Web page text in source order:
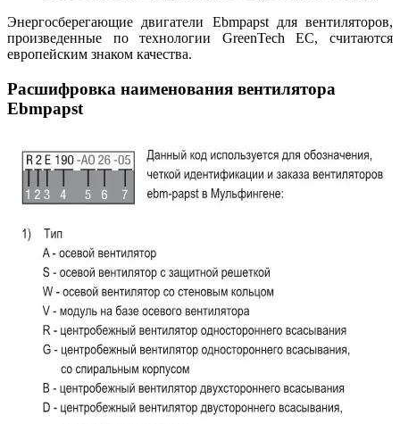
Энергосберегающие двигатели Ebmpapst для вентиляторов,
произведенные по технологии GreenTech EC, считаются
европейским знаком качества.
Расшифровка наименования вентилятора
Ebmpapst